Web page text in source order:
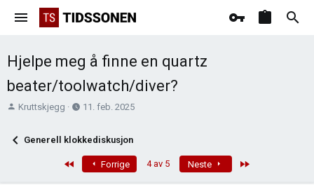
Hjelpe meg å finne en quartz
beater/toolwatch/diver?
T
å
Kruttskjegg
O
p
11. feb. 2025
Generell klokkediskusjon
Forrige 4 av 5 Neste